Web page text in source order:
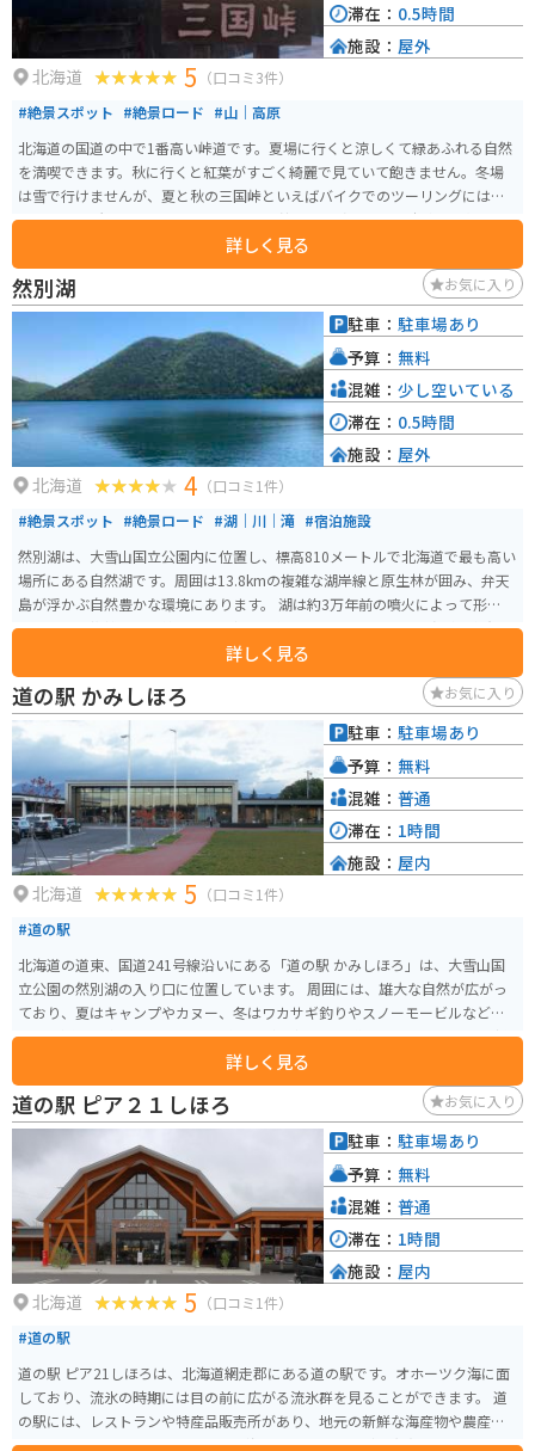
北海道 5 （口コミ3件）
#絶景スポット #絶景ロード #山｜高原
北海道の国道の中で1番高い峠道です。夏場に行くと涼しくて緑あふれる自然
を満喫できます。秋に行くと紅葉がすごく綺麗で見ていて飽きません。冬場
は雪で行けませんが、夏と秋の三国峠といえばバイクでのツーリングには欠
かせない場所です。 晴れている日にこの峠から見渡す景色は十勝を一望でき
るほど絶景で、よくツーリング途中のバイク好きの人たちの休憩スポットに
もなっています。峠の茶屋のソフトクリームが絶品です。 携帯が圏外になる
場所があるので、事故や故障には注意してください。
詳しく見る
滞在： 0.5時間
施設： 屋外
然別湖 お気に入り
北海道 4 （口コミ1件）
#絶景スポット #絶景ロード #湖｜川｜滝 #宿泊施設
然別湖は、大雪山国立公園内に位置し、標高810メートルで北海道で最も高い
場所にある自然湖です。周囲は13.8kmの複雑な湖岸線と原生林が囲み、弁天
島が浮かぶ自然豊かな環境にあります。 湖は約3万年前の噴火によって形成さ
れ、周囲は複雑な湖岸線と9つの湾を形成しています。湖は透明度が国内有数
で、天望山が湖面に映る形から「唇山」とも呼ばれ、シンボルとなっていま
す。また、生きた化石とも言われるエゾナキウサギ、ミサゴ、オジロワシ、
クマゲラ、アオサギなどの貴重な野生動物も生息しています。
詳しく見る
駐車： 駐車場あり
予算： 無料
混雑： 少し空いている
滞在： 0.5時間
施設： 屋外
道の駅 かみしほろ お気に入り
北海道 5 （口コミ1件）
#道の駅
北海道の道東、国道241号線沿いにある「道の駅 かみしほろ」は、大雪山国
立公園の然別湖の入り口に位置しています。 周囲には、雄大な自然が広がっ
ており、夏はキャンプやカヌー、冬はワカサギ釣りやスノーモービルなど、
四季を通して楽しめるアクティビティが豊富です。 道の駅には、地元産の新
鮮な野菜や山菜、きのこなどが販売されているほか、レストランでは、鹿肉
を使用した「エゾシカ丼」や「エゾシカカレー」などが人気です。 また、然
別湖で獲れたワカサギを使った「ワカサギ天丼」もおすすめです。 バイクで
訪れる際は、然別湖畔を一周する道路が絶景なので、ぜひ走ってみてくださ
い。 ただし、ヒグマが出没する可能性があるので、注意が必要です。 【おす
すめポイント】 * 然別湖の自然を満喫できる * 新鮮な地元産の食材が手に入
る * エゾシカ料理やワカサギ料理が楽しめる
詳しく見る
駐車： 駐車場あり
予算： 無料
混雑： 普通
滞在： 1時間
施設： 屋内
道の駅 ピア２１しほろ お気に入り
北海道 5 （口コミ1件）
#道の駅
道の駅 ピア21しほろは、北海道網走郡にある道の駅です。オホーツク海に面
しており、流氷の時期には目の前に広がる流氷群を見ることができます。 道
の駅には、レストランや特産品販売所があり、地元の新鮮な海産物や農産物
を味わえます。お土産にぴったりの海産物の加工品なども充実しています。
駐車： 駐車場あり
予算： 無料
混雑： 普通
滞在： 1時間
施設： 屋内